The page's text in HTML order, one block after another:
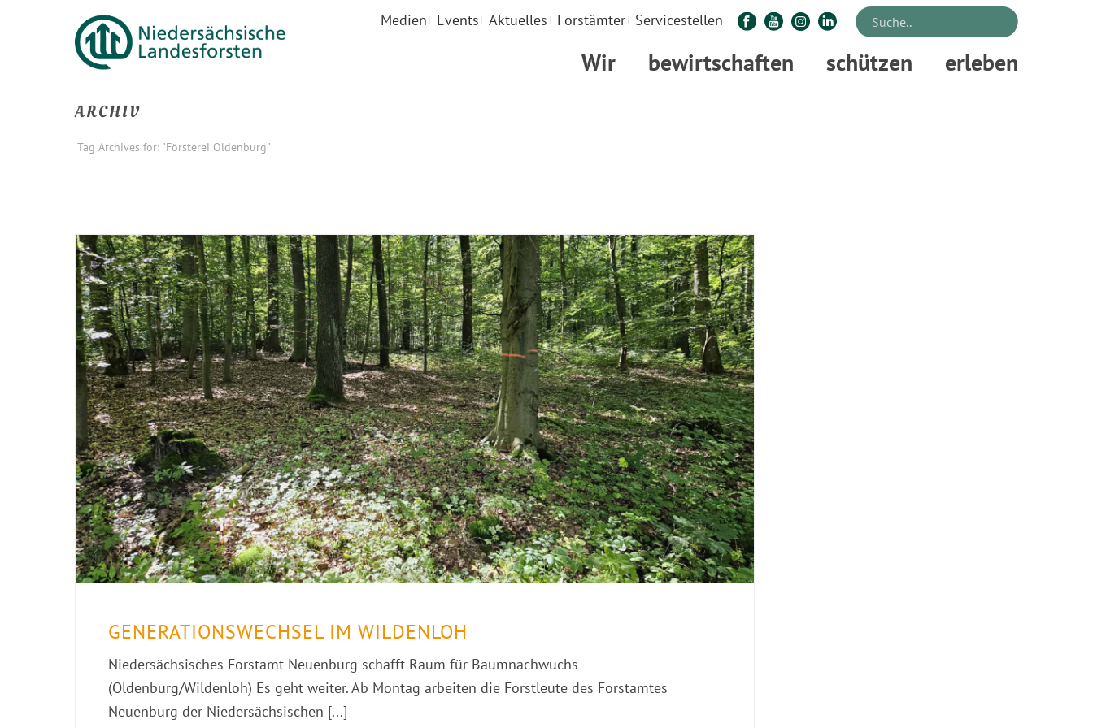
Medien Events Aktuelles Forstämter Servicestellen
Wir bewirtschaften schützen erleben
ARCHIV
Tag Archives for: "Försterei Oldenburg"
GENERATIONSWECHSEL IM WILDENLOH
Niedersächsisches Forstamt Neuenburg schafft Raum für Baumnachwuchs
(Oldenburg/Wildenloh) Es geht weiter. Ab Montag arbeiten die Forstleute des Forstamtes
Neuenburg der Niedersächsischen [...]